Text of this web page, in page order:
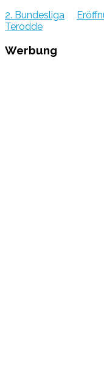
2. Bundesliga
Terodde
Werbung